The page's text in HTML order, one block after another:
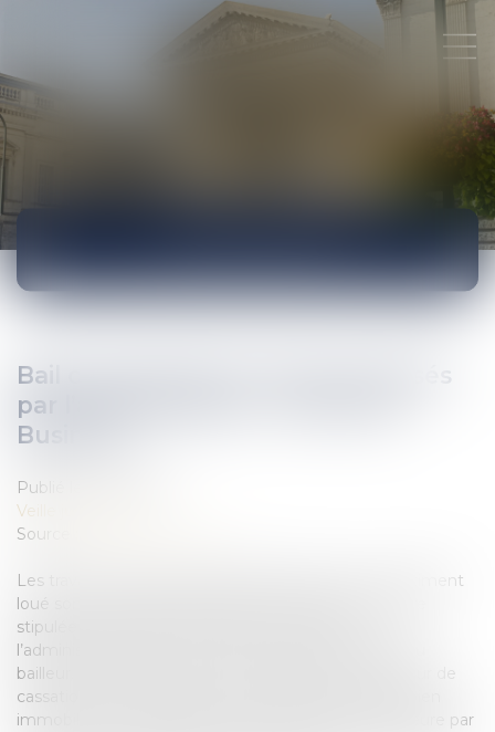
Bail commercial et travaux imposés
par l’administration - Les Echos
Business
Publié le :
Veille juridique
Source :
Les travaux prescrits par l’administration dans un bâtiment
loué sont à la charge du bailleur. Sauf clause contraire
stipulée dans le bail, les travaux ordonnés par
l’administration dans un local loué sont à la charge du
bailleur. Cette règle vient d’être réaffirmée par la Cour de
cassation dans une affaire où les propriétaires d’un bien
immobilier à usage d’hôtel avaient été mis en demeure par